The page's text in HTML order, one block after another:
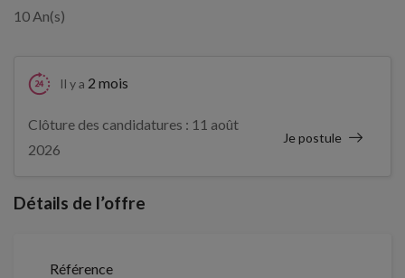
10 An(s)
Il y a 2 mois
Clôture des candidatures : 11 août
2026
Je postule
Détails de l’offre
Référence